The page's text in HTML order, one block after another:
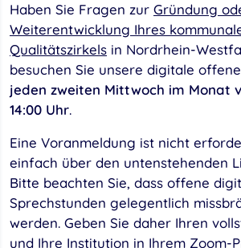
Haben Sie Fragen zur Gründung
Weiterentwicklung Ihres
Qualitätszirkels in Nordrhein-
besuchen Sie unsere digitale
jeden zweiten Mittwoch im Monat
14:00 Uhr.
Eine Voranmeldung ist nicht
einfach über den untenstehenden
Bitte beachten Sie, dass offene
Sprechstunden gelegentlich
werden. Geben Sie daher Ihren
und Ihre Institution in Ihrem Zoom-